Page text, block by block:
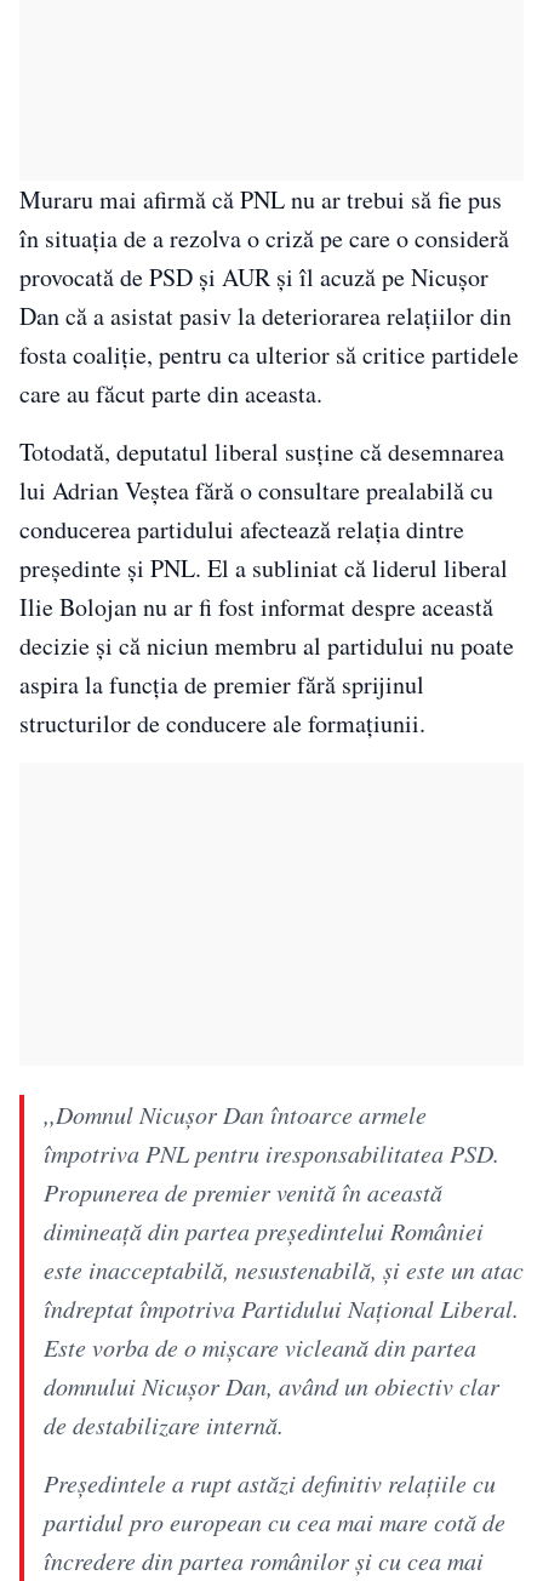
Muraru mai afirmă că PNL nu ar trebui să fie pus
în situația de a rezolva o criză pe care o consideră
provocată de PSD și AUR și îl acuză pe Nicușor
Dan că a asistat pasiv la deteriorarea relațiilor din
fosta coaliție, pentru ca ulterior să critice partidele
care au făcut parte din aceasta.
Totodată, deputatul liberal susține că desemnarea
lui Adrian Veștea fără o consultare prealabilă cu
conducerea partidului afectează relația dintre
președinte și PNL. El a subliniat că liderul liberal
Ilie Bolojan nu ar fi fost informat despre această
decizie și că niciun membru al partidului nu poate
aspira la funcția de premier fără sprijinul
structurilor de conducere ale formațiunii.
,,Domnul Nicușor Dan întoarce armele
împotriva PNL pentru iresponsabilitatea PSD.
Propunerea de premier venită în această
dimineață din partea președintelui României
este inacceptabilă, nesustenabilă, și este un atac
îndreptat împotriva Partidului Național Liberal.
Este vorba de o mișcare vicleană din partea
domnului Nicușor Dan, având un obiectiv clar
de destabilizare internă.
Președintele a rupt astăzi definitiv relațiile cu
partidul pro european cu cea mai mare cotă de
încredere din partea românilor și cu cea mai